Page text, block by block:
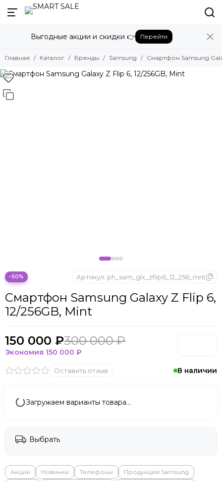
Назад
Бренды
Amazon
Apple
Bose
ONYX BOOX
Oukitel
Pico
POCO
Sony
Valve
Whoop
ZTE
Выгодные акции и скидки 👉 Перейти
Главная Каталог Бренды Samsung Смартфон Samsung
−50%
В наличии
Смартфон Samsung Galaxy Z Flip 6,
12/256GB, Mint
Артикул: ph_sam_glx_zflip6_12_256_mnt
Оставить отзыв
150 000 ₽300 000 ₽
Экономия 150 000 ₽
Загружаем варианты товара…
Выбрать
Акции Новинки Телефоны
Продукция Samsung